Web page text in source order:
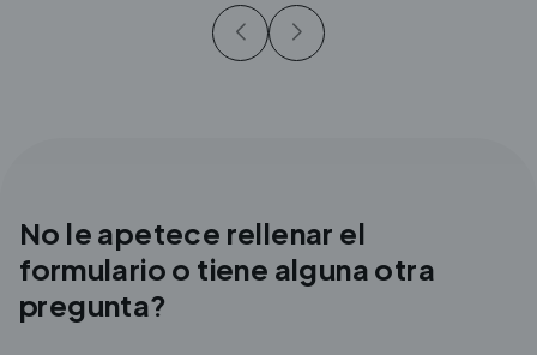
No le apetece rellenar el
formulario o tiene alguna otra
pregunta?